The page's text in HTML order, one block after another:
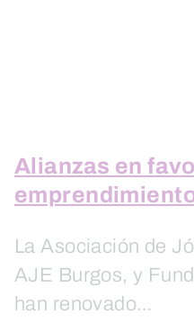
Alianzas en
La Asociación de
AJE Burgos, y
han renovado…